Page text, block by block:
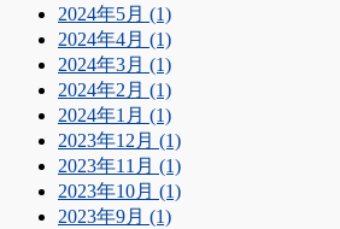
2024年5月 (1)
2024年4月 (1)
2024年3月 (1)
2024年2月 (1)
2024年1月 (1)
2023年12月 (1)
2023年11月 (1)
2023年10月 (1)
2023年9月 (1)